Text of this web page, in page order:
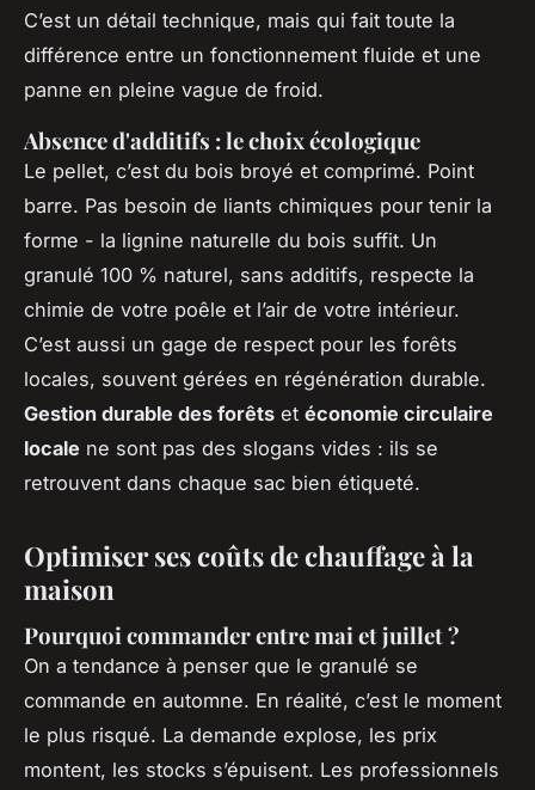
C’est un détail technique, mais qui fait toute la
différence entre un fonctionnement fluide et une
panne en pleine vague de froid.
Absence d'additifs : le choix écologique
Le pellet, c’est du bois broyé et comprimé. Point
barre. Pas besoin de liants chimiques pour tenir la
forme - la lignine naturelle du bois suffit. Un
granulé 100 % naturel, sans additifs, respecte la
chimie de votre poêle et l’air de votre intérieur.
C’est aussi un gage de respect pour les forêts
locales, souvent gérées en régénération durable.
Gestion durable des forêts et économie circulaire
locale ne sont pas des slogans vides : ils se
retrouvent dans chaque sac bien étiqueté.
Optimiser ses coûts de chauffage à la
maison
Pourquoi commander entre mai et juillet ?
On a tendance à penser que le granulé se
commande en automne. En réalité, c’est le moment
le plus risqué. La demande explose, les prix
montent, les stocks s’épuisent. Les professionnels